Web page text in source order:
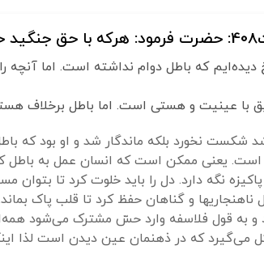
که باطل دوام نداشته است. اما آنچه را
عینیت و هستی است. اما باطل برخلاف
شکست نخورد بلکه ماندگار شد و او بود که
یعنی ممکن است که انسان عمل به باطل
نگه دارد. دل را باید خلوت کرد تا
ناهنجاریها و گناهان حفظ کرد تا قلب پاک
و به قول فلاسفه وارد حسّ مشترک
می‌گیرد که در ذهنمان عین دیدن است